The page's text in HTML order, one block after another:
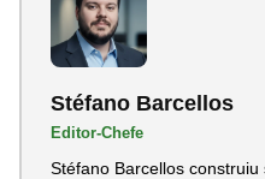
Stéfano Barcellos
Editor-Chefe
Stéfano Barcellos